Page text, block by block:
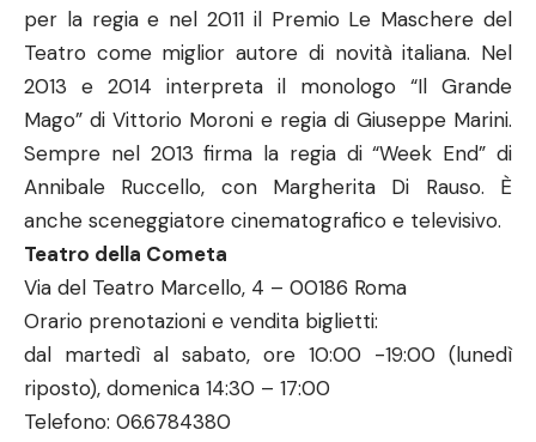
per la regia e nel 2011 il Premio Le Maschere del
Teatro come miglior autore di novità italiana. Nel
2013 e 2014 interpreta il monologo “Il Grande
Mago” di Vittorio Moroni e regia di Giuseppe Marini.
Sempre nel 2013 firma la regia di “Week End” di
Annibale Ruccello, con Margherita Di Rauso. È
anche sceneggiatore cinematografico e televisivo.
Teatro della Cometa
Via del Teatro Marcello, 4 – 00186 Roma
Orario prenotazioni e vendita biglietti:
dal martedì al sabato, ore 10:00 -19:00 (lunedì
riposto), domenica 14:30 – 17:00
Telefono: 06.6784380